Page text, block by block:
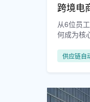
跨境电
从6位员
何成为核
供应链自